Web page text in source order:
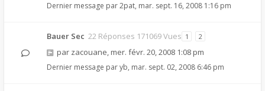
Dernier message par2pat, mar. sept. 16, 2008 1:16 pm
Bauer Sec 22 Réponses 171069 Vues 1 2
par zacouane, mer. févr. 20, 2008 1:08 pm
Dernier message paryb, mar. sept. 02, 2008 6:46 pm